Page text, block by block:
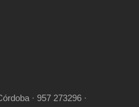
· 957 273296 ·